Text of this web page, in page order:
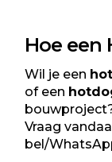
Hoe een
Wil je een
of een
Vraag
bel/